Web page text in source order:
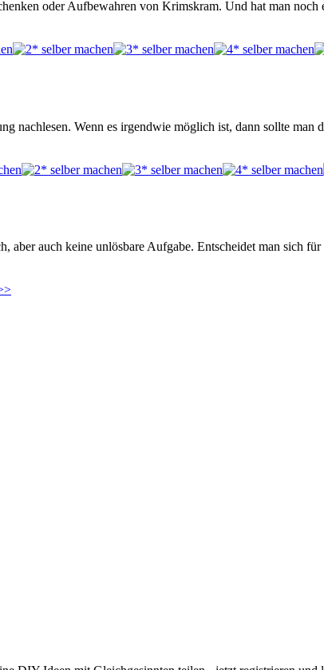
oder Aufbewahren von Krimskram. Und hat man
nachlesen. Wenn es irgendwie möglich ist, dann sollte
auch keine unlösbare Aufgabe. Entscheidet man sich